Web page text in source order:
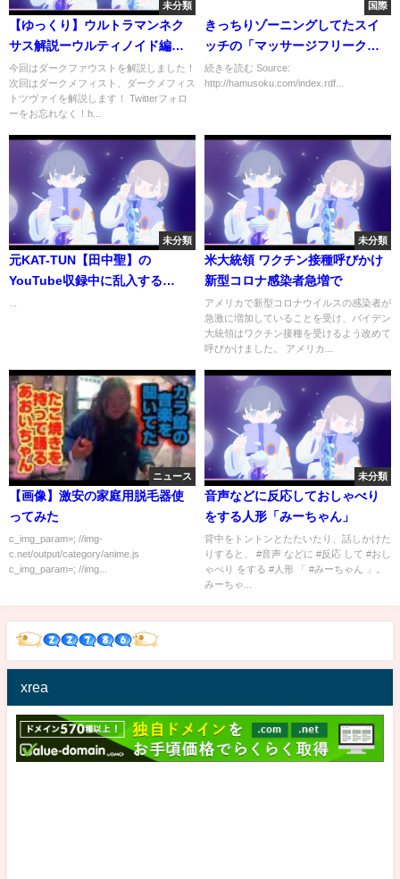
未分類
【ゆっくり】ウルトラマンネク
サス解説ーウルティノイド編前
編ダークファウスト解説
今回はダークファウストを解説しました！
次回はダークメフィスト、ダークメフィス
トツヴァイを解説します！ Twitterフォロ
ーをお忘れなく！h...
国際
きっちりゾーニングしてたスイ
ッチの「マッサージフリーク
ス」というソフト、難癖つけら
れ無期限発売延期へ…業務妨害
続きを読む Source:
http://hamusoku.com/index.rdf...
未分類
元KAT-TUN【田中聖】の
YouTube収録中に乱入する
未分類
米大統領 ワクチン接種呼びかけ
新型コロナ感染者急増で
アメリカで新型コロナウイルスの感染者が
急激に増加していることを受け、バイデン
大統領はワクチン接種を受けるよう改めて
呼びかけました。 アメリカ...
ニュース
【画像】激安の家庭用脱毛器使
ってみた
c_img_param=; //img-
c.net/output/category/anime.js
c_img_param=; //img...
未分類
音声などに反応しておしゃべり
をする人形「みーちゃん」
背中をトントンとたたいたり、話しかけた
りすると、 #音声 などに #反応 して #おし
ゃべり をする #人形 「 #みーちゃん 」。
みーちゃ...
xrea